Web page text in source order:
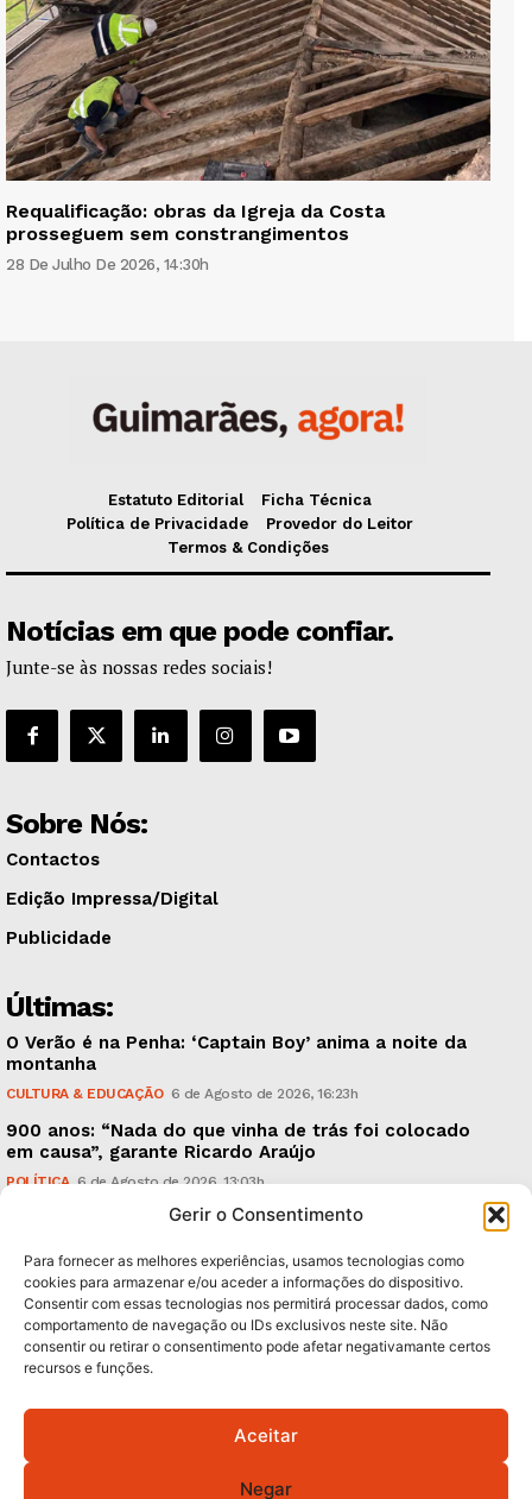
Gerir o Consentimento
Para fornecer as melhores experiências, usamos tecnologias como
cookies para armazenar e/ou aceder a informações do dispositivo.
Consentir com essas tecnologias nos permitirá processar dados, como
comportamento de navegação ou IDs exclusivos neste site. Não
consentir ou retirar o consentimento pode afetar negativamante certos
recursos e funções.
Aceitar
Negar
Requalificação: obras da Igreja da Costa
prosseguem sem constrangimentos
28 De Julho De 2026, 14:30h
Estatuto Editorial
Ficha Técnica
Política de Privacidade
Provedor do Leitor
Termos & Condições
Notícias em que pode confiar.
Junte-se às nossas redes sociais!
Sobre Nós:
Contactos
Edição Impressa/Digital
Publicidade
Últimas:
O Verão é na Penha: ‘Captain Boy’ anima a noite da
montanha
CULTURA & EDUCAÇÃO 6 de Agosto de 2026, 16:23h
900 anos: “Nada do que vinha de trás foi colocado
em causa”, garante Ricardo Araújo
POLÍTICA 6 de Agosto de 2026, 13:03h
Fraude dada como provada, arguidos livres. Como?
Subscreva Newsletter:
QUERO ADERIR